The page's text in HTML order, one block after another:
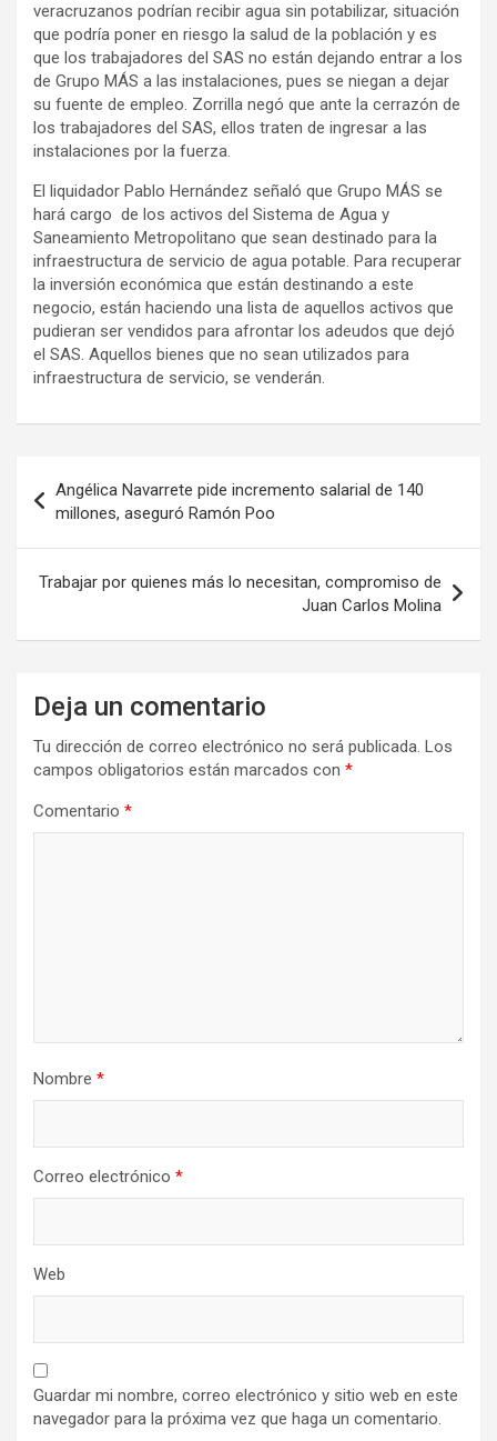
veracruzanos podrían recibir agua sin potabilizar, situación
que podría poner en riesgo la salud de la población y es
que los trabajadores del SAS no están dejando entrar a los
de Grupo MÁS a las instalaciones, pues se niegan a dejar
su fuente de empleo. Zorrilla negó que ante la cerrazón de
los trabajadores del SAS, ellos traten de ingresar a las
instalaciones por la fuerza.
El liquidador Pablo Hernández señaló que Grupo MÁS se
hará cargo de los activos del Sistema de Agua y
Saneamiento Metropolitano que sean destinado para la
infraestructura de servicio de agua potable. Para recuperar
la inversión económica que están destinando a este
negocio, están haciendo una lista de aquellos activos que
pudieran ser vendidos para afrontar los adeudos que dejó
el SAS. Aquellos bienes que no sean utilizados para
infraestructura de servicio, se venderán.
Angélica Navarrete pide incremento salarial de 140
millones, aseguró Ramón Poo
Trabajar por quienes más lo necesitan, compromiso de
Juan Carlos Molina
Deja un comentario
Tu dirección de correo electrónico no será publicada. Los
campos obligatorios están marcados con *
Comentario *
Nombre *
Correo electrónico *
Web
Guardar mi nombre, correo electrónico y sitio web en este
navegador para la próxima vez que haga un comentario.